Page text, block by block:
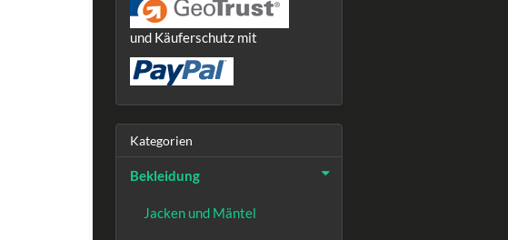
und Käuferschutz mit
Kategorien
Bekleidung
Jacken und Mäntel